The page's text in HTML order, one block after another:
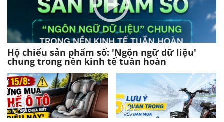
Hộ chiếu sản phẩm số: 'Ngôn ngữ dữ liệu'
chung trong nền kinh tế tuần hoàn